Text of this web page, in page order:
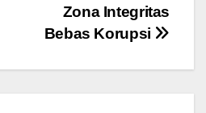
Zona Integritas
Bebas Korupsi